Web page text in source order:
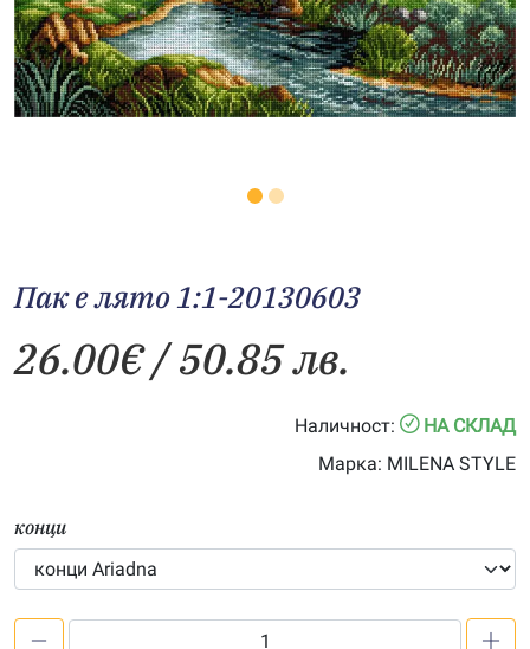
Пак е лято 1:1-20130603
26.00€/ 50.85 лв.
Наличност:
НА СКЛАД
Марка: MILENA STYLE
конци